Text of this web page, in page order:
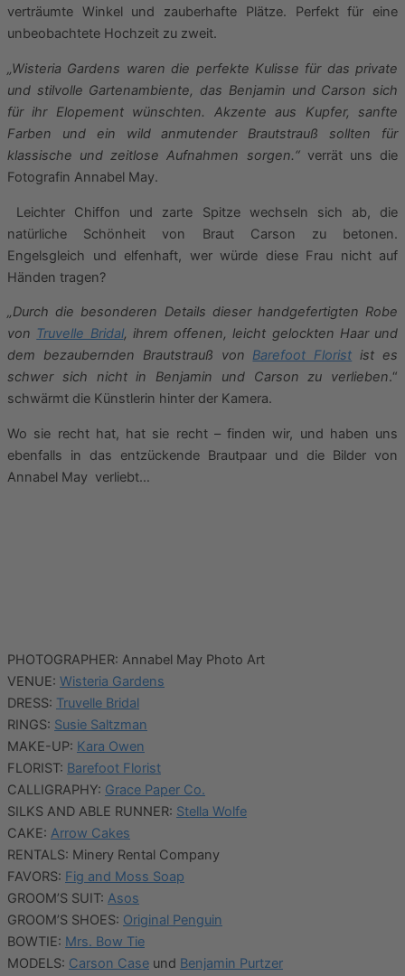
verträumte Winkel und zauberhafte Plätze. Perfekt für eine
unbeobachtete Hochzeit zu zweit.
„Wisteria Gardens waren die perfekte Kulisse für das private
und stilvolle Gartenambiente, das Benjamin und Carson sich
für ihr Elopement wünschten. Akzente aus Kupfer, sanfte
Farben und ein wild anmutender Brautstrauß sollten für
klassische und zeitlose Aufnahmen sorgen.“verrät uns die
Fotografin Annabel May.
Leichter Chiffon und zarte Spitze wechseln sich ab, die
natürliche Schönheit von Braut Carson zu betonen.
Engelsgleich und elfenhaft, wer würde diese Frau nicht auf
Händen tragen?
„Durch die besonderen Details dieser handgefertigten Robe
von Truvelle Bridal, ihrem offenen, leicht gelockten Haar und
dem bezaubernden Brautstrauß von Barefoot Florist ist es
schwer sich nicht in Benjamin und Carson zu verlieben.“
schwärmt die Künstlerin hinter der Kamera.
Wo sie recht hat, hat sie recht – finden wir, und haben uns
ebenfalls in das entzückende Brautpaar und die Bilder von
Annabel May verliebt…
PHOTOGRAPHER: Annabel May Photo Art
VENUE: Wisteria Gardens
DRESS: Truvelle Bridal
RINGS: Susie Saltzman
MAKE-UP: Kara Owen
FLORIST: Barefoot Florist
CALLIGRAPHY: Grace Paper Co.
SILKS AND ABLE RUNNER: Stella Wolfe
CAKE: Arrow Cakes
RENTALS: Minery Rental Company
FAVORS: Fig and Moss Soap
GROOM’S SUIT: Asos
GROOM’S SHOES: Original Penguin
BOWTIE: Mrs. Bow Tie
MODELS: Carson Case und Benjamin Purtzer